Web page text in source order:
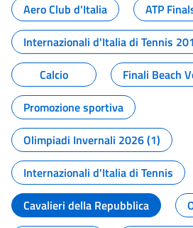
Aero Club d'Italia
ATP
Internazionali d'Italia di Tennis
Calcio
Finali Beach
Promozione sportiva
Olimpiadi Invernali 2026 (1)
Internazionali d'Italia di Tennis
Cavalieri della Repubblica